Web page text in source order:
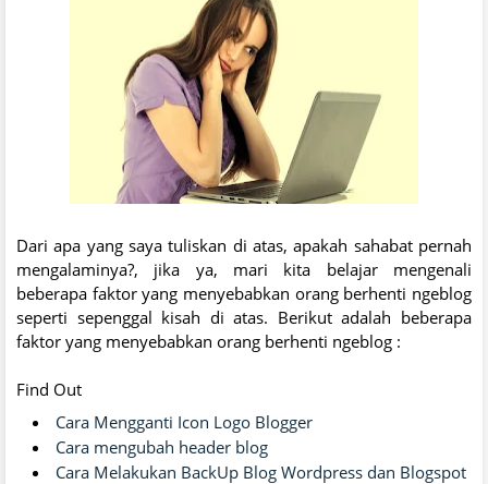
Dari apa yang saya tuliskan di atas, apakah sahabat pernah
mengalaminya?, jika ya, mari kita belajar mengenali
beberapa faktor yang menyebabkan orang berhenti ngeblog
seperti sepenggal kisah di atas. Berikut adalah beberapa
faktor yang menyebabkan orang berhenti ngeblog :
Find Out
Cara Mengganti Icon Logo Blogger
Cara mengubah header blog
Cara Melakukan BackUp Blog Wordpress dan Blogspot